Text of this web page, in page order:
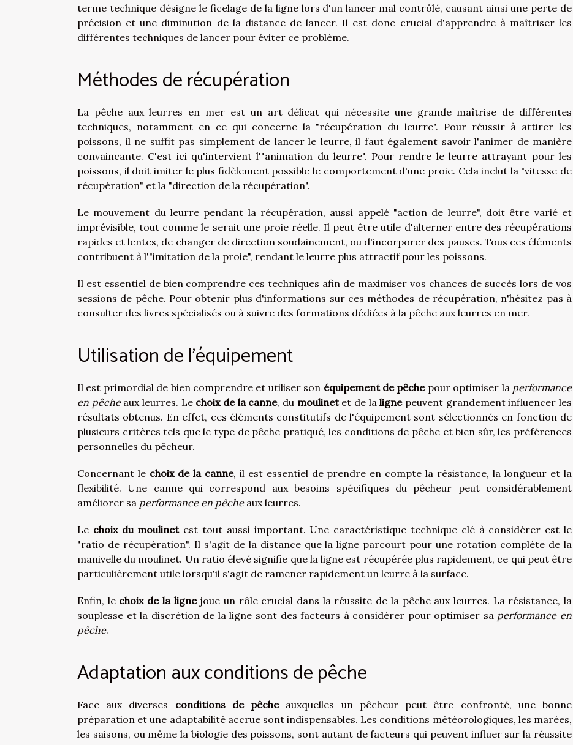
terme technique désigne le ficelage de la ligne lors d'un lancer mal contrôlé, causant ainsi une perte de
précision et une diminution de la distance de lancer. Il est donc crucial d'apprendre à maîtriser les
différentes techniques de lancer pour éviter ce problème.
Méthodes de récupération
La pêche aux leurres en mer est un art délicat qui nécessite une grande maîtrise de différentes
techniques, notamment en ce qui concerne la "récupération du leurre". Pour réussir à attirer les
poissons, il ne suffit pas simplement de lancer le leurre, il faut également savoir l'animer de manière
convaincante. C'est ici qu'intervient l'"animation du leurre". Pour rendre le leurre attrayant pour les
poissons, il doit imiter le plus fidèlement possible le comportement d'une proie. Cela inclut la "vitesse de
récupération" et la "direction de la récupération".
Le mouvement du leurre pendant la récupération, aussi appelé "action de leurre", doit être varié et
imprévisible, tout comme le serait une proie réelle. Il peut être utile d'alterner entre des récupérations
rapides et lentes, de changer de direction soudainement, ou d'incorporer des pauses. Tous ces éléments
contribuent à l'"imitation de la proie", rendant le leurre plus attractif pour les poissons.
Il est essentiel de bien comprendre ces techniques afin de maximiser vos chances de succès lors de vos
sessions de pêche. Pour obtenir plus d'informations sur ces méthodes de récupération, n'hésitez pas à
consulter des livres spécialisés ou à suivre des formations dédiées à la pêche aux leurres en mer.
Utilisation de l'équipement
Il est primordial de bien comprendre et utiliser son équipement de pêchepour optimiser la performance
en pêcheaux leurres. Le choix de la canne, du moulinetet de lalignepeuvent grandement influencer les
résultats obtenus. En effet, ces éléments constitutifs de l'équipement sont sélectionnés en fonction de
plusieurs critères tels que le type de pêche pratiqué, les conditions de pêche et bien sûr, les préférences
personnelles du pêcheur.
Concernant le choix de la canne, il est essentiel de prendre en compte la résistance, la longueur et la
flexibilité. Une canne qui correspond aux besoins spécifiques du pêcheur peut considérablement
améliorer sa performance en pêcheaux leurres.
Le choix du moulinetest tout aussi important. Une caractéristique technique clé à considérer est le
"ratio de récupération". Il s'agit de la distance que la ligne parcourt pour une rotation complète de la
manivelle du moulinet. Un ratio élevé signifie que la ligne est récupérée plus rapidement, ce qui peut être
particulièrement utile lorsqu'il s'agit de ramener rapidement un leurre à la surface.
Enfin, le choix de la lignejoue un rôle crucial dans la réussite de la pêche aux leurres. La résistance, la
souplesse et la discrétion de la ligne sont des facteurs à considérer pour optimiser sa performance en
pêche.
Adaptation aux conditions de pêche
Face aux diverses conditions de pêcheauxquelles un pêcheur peut être confronté, une bonne
préparation et une adaptabilité accrue sont indispensables. Les conditions météorologiques, les marées,
les saisons, ou même la biologie des poissons, sont autant de facteurs qui peuvent influer sur la réussite